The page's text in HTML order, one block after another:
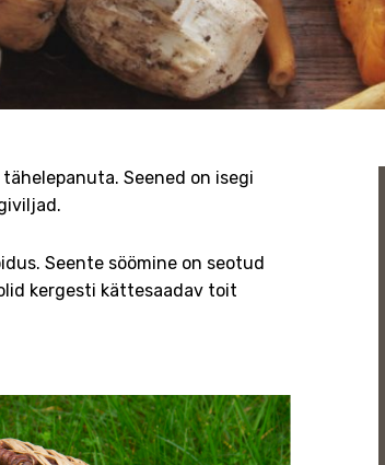
Seened on isegi
Seente söömine on seotud
kergesti kättesaadav toit